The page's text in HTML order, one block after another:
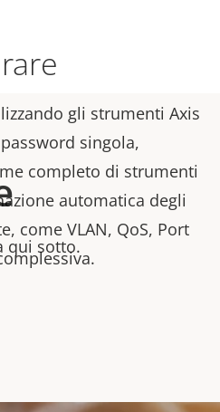
gli strumenti Axis
singola,
completo di strumenti
automatica degli
come VLAN, QoS, Port
qui sotto.